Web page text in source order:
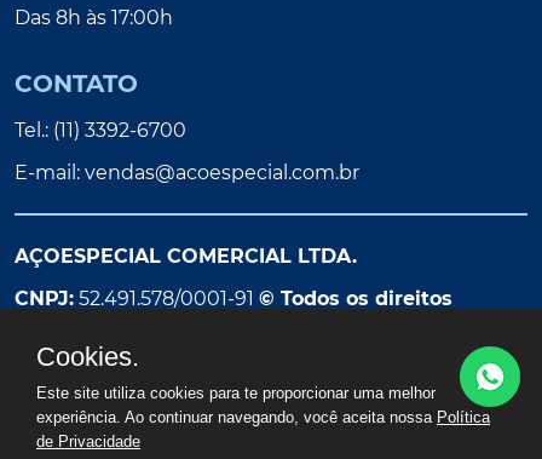
Das 8h às 17:00h
CONTATO
Tel.: (11) 3392-6700
E-mail: vendas@acoespecial.com.br
AÇOESPECIAL COMERCIAL LTDA.
CNPJ: 52.491.578/0001-91 © Todos os direitos
Cookies.
Este site utiliza cookies para te proporcionar uma melhor
experiência. Ao continuar navegando, você aceita nossa Política
de Privacidade